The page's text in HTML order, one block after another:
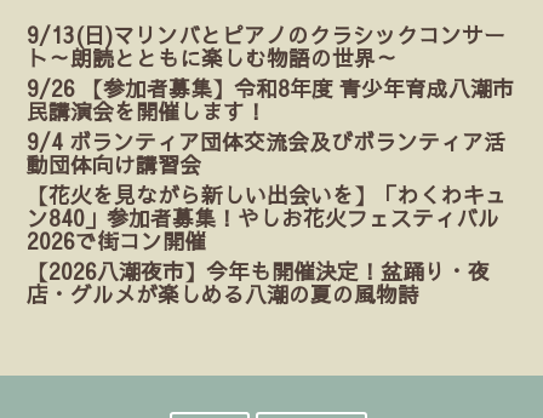
9/13(日)マリンバとピアノのクラシックコンサー
ト～朗読とともに楽しむ物語の世界～
9/26 【参加者募集】令和8年度 青少年育成八潮市
民講演会を開催します！
9/4 ボランティア団体交流会及びボランティア活
動団体向け講習会
【花火を見ながら新しい出会いを】「わくわキュ
ン840」参加者募集！やしお花火フェスティバル
2026で街コン開催
【2026八潮夜市】今年も開催決定！盆踊り・夜
店・グルメが楽しめる八潮の夏の風物詩